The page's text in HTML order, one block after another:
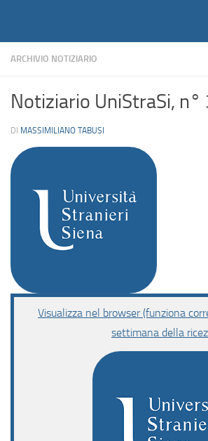
ARCHIVIO NOTIZIARIO
Notiziario UniStraSi,
DI MASSIMILIANO TABUSI
Visualizza nel browser (funziona
settimana della